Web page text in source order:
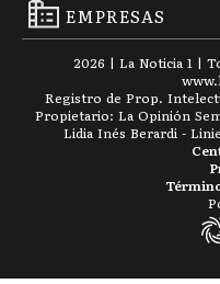
EMPRESAS
2026 | La Noticia 1 |
www.
Registro de Prop.
Propietario: La Opinión
Lidia Inés Berardi -